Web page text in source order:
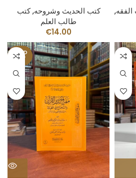
كتب الحديث وشروحه,كتب
طالب العلم
€14.00
,
SOLD
OUT